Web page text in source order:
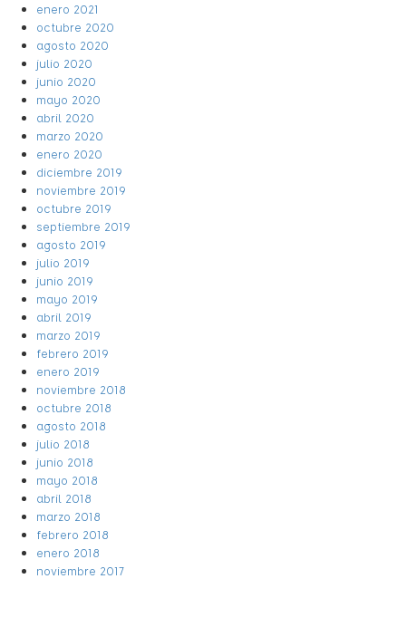
enero 2021
octubre 2020
agosto 2020
julio 2020
junio 2020
mayo 2020
abril 2020
marzo 2020
enero 2020
diciembre 2019
noviembre 2019
octubre 2019
septiembre 2019
agosto 2019
julio 2019
junio 2019
mayo 2019
abril 2019
marzo 2019
febrero 2019
enero 2019
noviembre 2018
octubre 2018
agosto 2018
julio 2018
junio 2018
mayo 2018
abril 2018
marzo 2018
febrero 2018
enero 2018
noviembre 2017